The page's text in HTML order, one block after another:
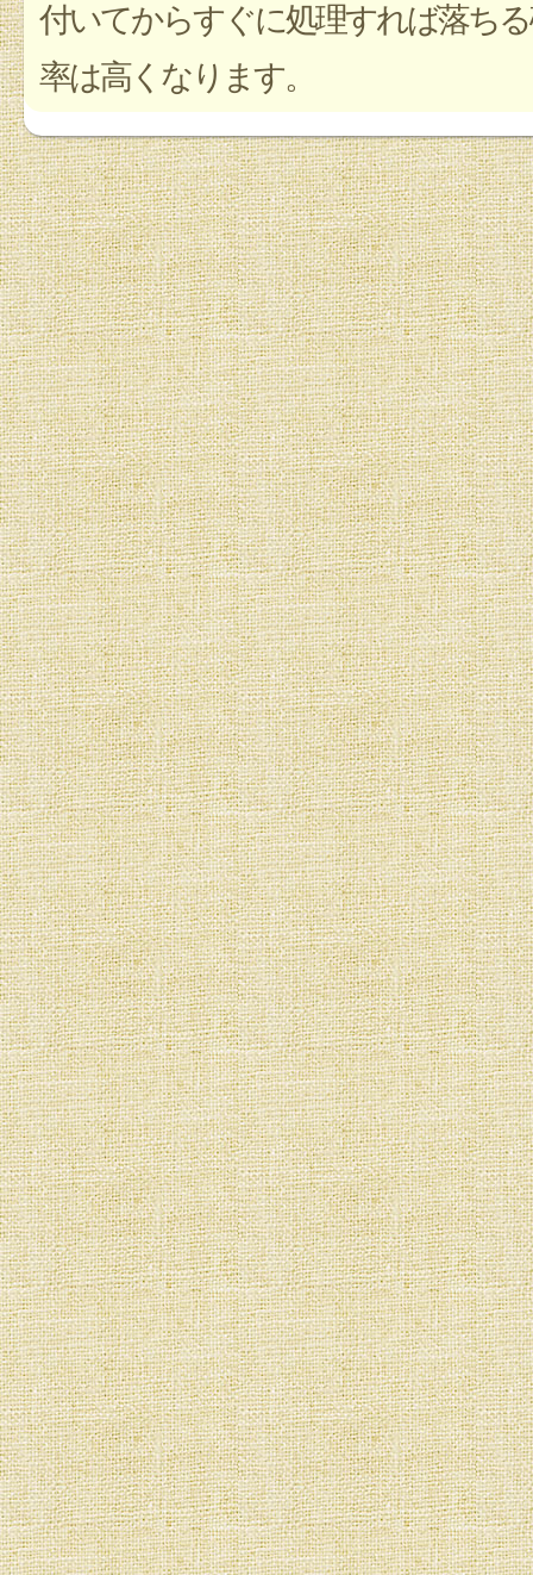
付いてからすぐに処理すれば落ち
率は高くなります。